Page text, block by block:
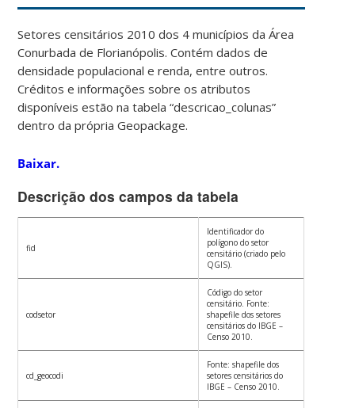
Setores censitários 2010 dos 4 municípios da Área
Conurbada de Florianópolis. Contém dados de
densidade populacional e renda, entre outros.
Créditos e informações sobre os atributos
disponíveis estão na tabela “descricao_colunas”
dentro da própria Geopackage.
Baixar.
Descrição dos campos da tabela
fid
Identificador do
polígono do setor
censitário (criado pelo
QGIS).
codsetor
Código do setor
censitário. Fonte:
shapefile dos setores
censitários do IBGE –
Censo 2010.
cd_geocodi
Fonte: shapefile dos
setores censitários do
IBGE – Censo 2010.